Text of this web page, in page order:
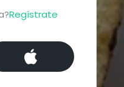
Regístrate